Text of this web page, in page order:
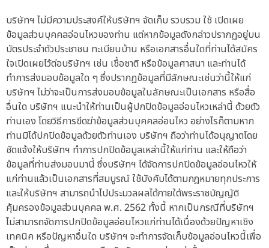
บริษัทฯ ไม่มีความประสงค์ให้บริษัทฯ จัดเก็บ รวบรวม ใช้ เปิดเผย
ข้อมูลส่วนบุคคลอ่อนไหวของท่าน แต่หากข้อมูลดังกล่าวปรากฏอยู่บน
บัตรประจำตัวประชาชน ทะเบียนบ้าน หรือเอกสารอื่นใดที่ท่านได้สมัคร
ใจเปิดเผยไว้ต่อบริษัทฯ เช่น เชื้อชาติ หรือข้อมูลศาสนา และท่านได้
ทำการส่งมอบข้อมูลใด ๆ ซึ่งปรากฏข้อมูลที่มีลักษณะเช่นว่านี้ให้แก่
บริษัทฯ ไม่ว่าจะเป็นการส่งมอบข้อมูลในลักษณะเป็นเอกสาร หรือสื่อ
อื่นใด บริษัทฯ แนะนำให้ท่านเป็นผู้ปกปิดข้อมูลอ่อนไหวเหล่านี้ ด้วยตัว
ท่านเอง โดยวิธีการขีดฆ่าข้อมูลส่วนบุคคลอ่อนไหว อย่างไรก็ตามหาก
ท่านมิได้ปกปิดข้อมูลด้วยตัวท่านเอง บริษัทฯ ถือว่าท่านได้อนุญาตโดย
ชัดแจ้งให้บริษัทฯ ทำการปกปิดข้อมูลเหล่านี้ให้แก่ท่าน และให้ถือว่า
ข้อมูลที่ท่านส่งมอบมานี้ ซึ่งบริษัทฯ ได้จัดการปกปิดข้อมูลอ่อนไหวให้
แก่ท่านแล้วเป็นเอกสารที่สมบูรณ์ ใช้บังคับได้ตามกฎหมายทุกประการ
และให้บริษัทฯ สามารถนำไปประมวลผลได้ภายใต้พระราชบัญญัติ
คุ้มครองข้อมูลส่วนบุคคล พ.ศ. 2562 ทั้งนี้ หากเป็นกรณีที่บริษัทฯ
ไม่สามารถจัดการปกปิดข้อมูลอ่อนไหวแก่ท่านได้เนื่องด้วยปัญหาเชิง
เทคนิค หรือปัญหาอื่นใด บริษัทฯ จะทำการจัดเก็บข้อมูลอ่อนไหวนี้เพื่อ